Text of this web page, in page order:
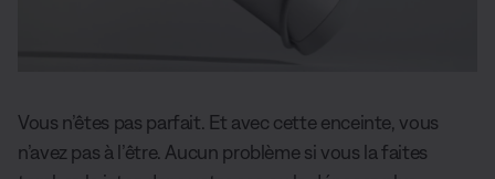
Vous n’êtes pas parfait. Et avec cette enceinte, vous
n’avez pas à l’être. Aucun problème si vous la faites